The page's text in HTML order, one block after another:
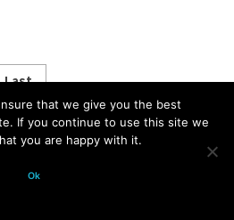
Last
刊五十年大全 All
that we give you the best
If you continue to use this site we
you are happy with it.
Ok